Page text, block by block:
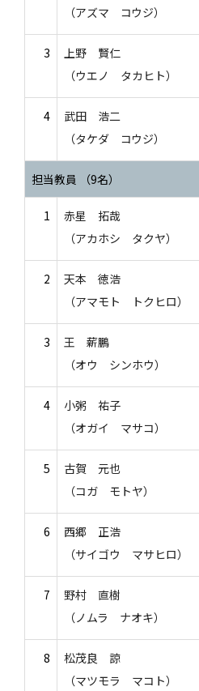
（アズマ コウジ）
3
上野 賢仁
（ウエノ タカヒト）
4
武田 浩二
（タケダ コウジ）
担当教員 （9名）
1
赤星 拓哉
（アカホシ タクヤ）
2
天本 徳浩
（アマモト トクヒロ）
3
王 薪鵬
（オウ シンホウ）
4
小粥 祐子
（オガイ マサコ）
5
古賀 元也
（コガ モトヤ）
6
西郷 正浩
（サイゴウ マサヒロ）
7
野村 直樹
（ノムラ ナオキ）
8
松茂良 諒
（マツモラ マコト）